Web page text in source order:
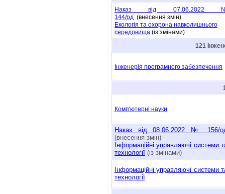
Наказ від 07.06.2022
144/oд (внесення змін)
Екологія та охорона навколишнього
середовища (із змінами)
121
Інженерія програмного забезпечення
Комп'ютерні науки
Наказ від 08.06.2022 № 156/
(внесення змін)
Інформаційні управляючі системи
технології (із змінами)
Інформаційні управляючі системи
технології